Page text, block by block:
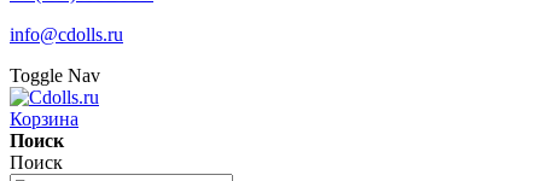
info@cdolls.ru
Toggle Nav
Корзина
Поиск
Поиск